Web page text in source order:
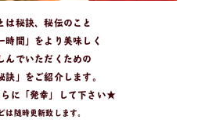
は秘訣、秘伝のこと
時間」をより美味しく
んでいただくための
訣」をご紹介します。
に「発幸」して下さい★
随時更新致します。